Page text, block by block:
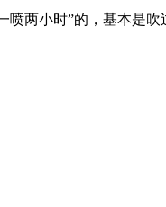
喷两小时”的，基本是